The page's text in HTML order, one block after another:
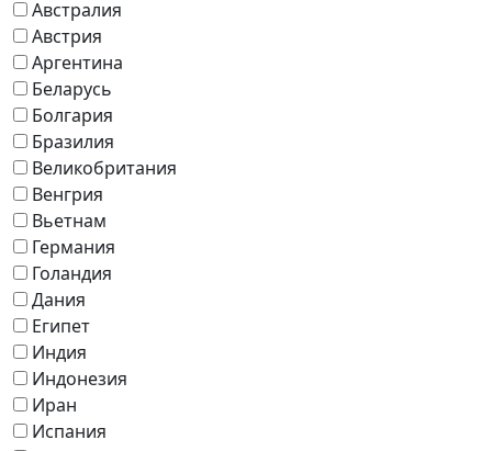
Австралия
Австрия
Аргентина
Беларусь
Болгария
Бразилия
Великобритания
Венгрия
Вьетнам
Германия
Голандия
Дания
Египет
Индия
Индонезия
Иран
Испания